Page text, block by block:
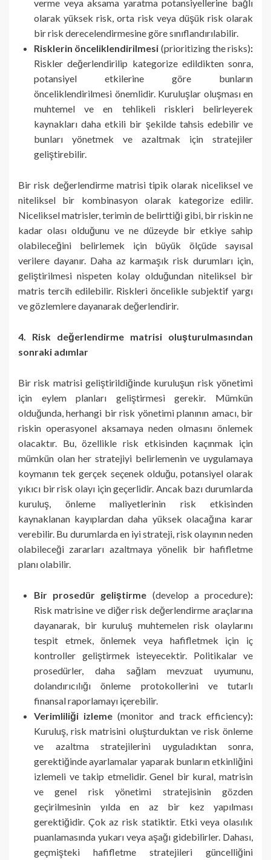
verme veya aksama yaratma potansiyellerine bağlı
olarak yüksek risk, orta risk veya düşük risk olarak
bir risk derecelendirmesine göre sınıflandırılabilir.
Risklerin önceliklendirilmesi (prioritizing the risks):
Riskler değerlendirilip kategorize edildikten sonra,
potansiyel etkilerine göre bunların
önceliklendirilmesi önemlidir. Kuruluşlar oluşması en
muhtemel ve en tehlikeli riskleri belirleyerek
kaynakları daha etkili bir şekilde tahsis edebilir ve
bunları yönetmek ve azaltmak için stratejiler
geliştirebilir.
Bir risk değerlendirme matrisi tipik olarak niceliksel ve
niteliksel bir kombinasyon olarak kategorize edilir.
Niceliksel matrisler, terimin de belirttiği gibi, bir riskin ne
kadar olası olduğunu ve ne düzeyde bir etkiye sahip
olabileceğini belirlemek için büyük ölçüde sayısal
verilere dayanır. Daha az karmaşık risk durumları için,
geliştirilmesi nispeten kolay olduğundan niteliksel bir
matris tercih edilebilir. Riskleri öncelikle subjektif yargı
ve gözlemlere dayanarak değerlendirir.
4. Risk değerlendirme matrisi oluşturulmasından
sonraki adımlar
Bir risk matrisi geliştirildiğinde kuruluşun risk yönetimi
için eylem planları geliştirmesi gerekir. Mümkün
olduğunda, herhangi bir risk yönetimi planının amacı, bir
riskin operasyonel aksamaya neden olmasını önlemek
olacaktır. Bu, özellikle risk etkisinden kaçınmak için
mümkün olan her stratejiyi belirlemenin ve uygulamaya
koymanın tek gerçek seçenek olduğu, potansiyel olarak
yıkıcı bir risk olayı için geçerlidir. Ancak bazı durumlarda
kuruluş, önleme maliyetlerinin risk etkisinden
kaynaklanan kayıplardan daha yüksek olacağına karar
verebilir. Bu durumlarda en iyi strateji, risk olayının neden
olabileceği zararları azaltmaya yönelik bir hafifletme
planı olabilir.
Bir prosedür geliştirme (develop a procedure):
Risk matrisine ve diğer risk değerlendirme araçlarına
dayanarak, bir kuruluş muhtemelen risk olaylarını
tespit etmek, önlemek veya hafifletmek için iç
kontroller geliştirmek isteyecektir. Politikalar ve
prosedürler, daha sağlam mevzuat uyumunu,
dolandırıcılığı önleme protokollerini ve tutarlı
finansal raporlamayı içerebilir.
Verimliliği izleme(monitor and track efficiency):
Kuruluş, risk matrisini oluşturduktan ve risk önleme
ve azaltma stratejilerini uyguladıktan sonra,
gerektiğinde ayarlamalar yaparak bunların etkinliğini
izlemeli ve takip etmelidir. Genel bir kural, matrisin
ve genel risk yönetimi stratejisinin gözden
geçirilmesinin yılda en az bir kez yapılması
gerektiğidir. Çok az risk statiktir. Etki veya olasılık
puanlamasında yukarı veya aşağı gidebilirler. Dahası,
geçmişteki hafifletme stratejileri güncelliğini